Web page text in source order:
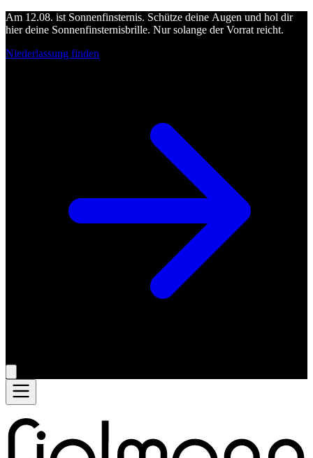
Am 12.08. ist Sonnenfinsternis. Schütze deine Augen und hol dir
hier deine Sonnenfinsternisbrille. Nur solange der Vorrat reicht.
Niederlassung finden